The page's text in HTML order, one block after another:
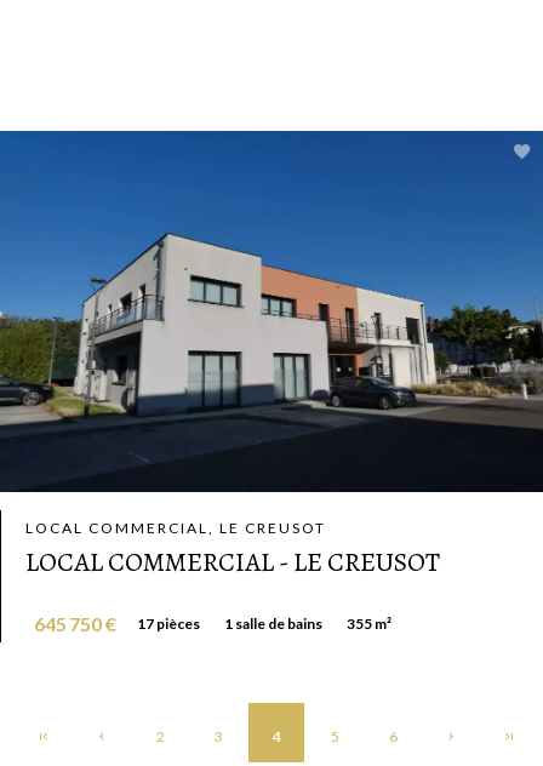
LOCAL COMMERCIAL, LE CREUSOT
LOCAL COMMERCIAL - LE CREUSOT
645 750 € 17 pièces 1 salle de bains 355 m²
2 3 4 5 6